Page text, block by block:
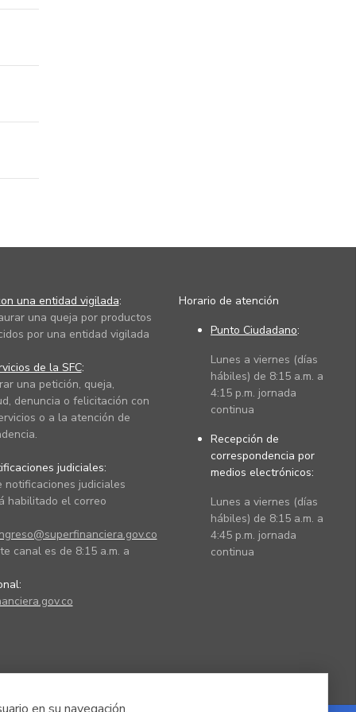
una entidad vigilada:
una queja por productos
por una entidad vigilada
de la SFC:
una petición, queja,
denuncia o felicitación con
o a la atención de
judiciales:
notificaciones judiciales
habilitado el correo
canal es de 8:15 a.m. a
Horario de atención
Punto Ciudadano:
Lunes a viernes (días
hábiles) de 8:15 a.m. a
4:15 p.m. jornada
continua
Recepción de
correspondencia por
medios electrónicos:
Lunes a viernes (días
hábiles) de 8:15 a.m. a
4:45 p.m. jornada
continua